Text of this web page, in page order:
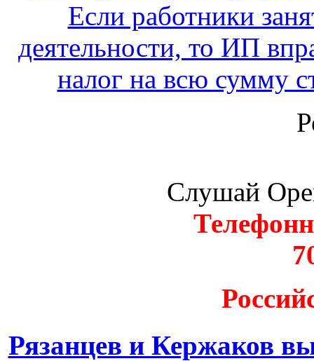
Если работники
деятельности, то ИП
налог на всю сумму
Слушай
Рязанцев и Кержаков